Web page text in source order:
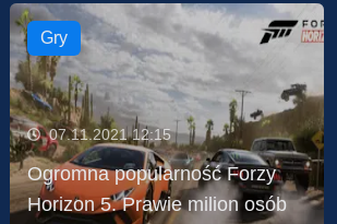
Gry
07.11.2021 12:15
Ogromna popularność Forzy
Horizon 5. Prawie milion osób